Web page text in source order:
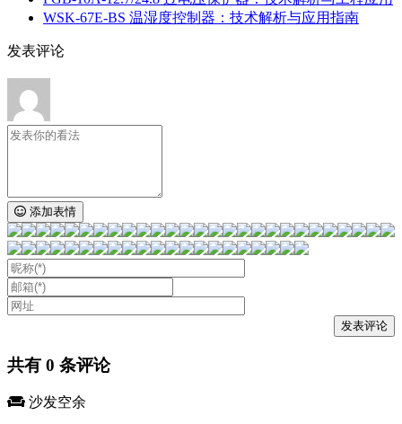
WSK-67E-BS 温湿度控制器：技术解析与应用指南
发表评论
添加表情
共有 0 条评论
沙发空余